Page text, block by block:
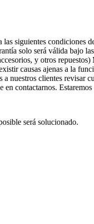
siguientes condiciones
solo será válida bajo
y otros repuestos)
causas ajenas a la
nuestros clientes revisar
contactarnos.
será solucionado.